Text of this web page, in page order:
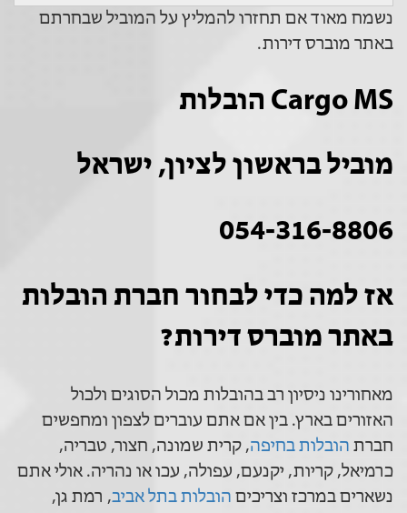
נשמח מאוד אם תחזרו להמליץ על המוביל שבחרתם
באתר מוברס דירות.
Cargo MS הובלות
מוביל בראשון לציון, ישראל
054-316-8806
אז למה כדי לבחור חברת הובלות
באתר מוברס דירות?
מאחורינו ניסיון רב בהובלות מכול הסוגים ולכול
האזורים בארץ. בין אם אתם עוברים לצפון ומחפשים
חברת הובלות בחיפה, קרית שמונה, חצור, טבריה,
כרמיאל, קריות, יקנעם, עפולה, עכו או נהריה. אולי אתם
נשארים במרכז וצריכים הובלות בתל אביב, רמת גן,